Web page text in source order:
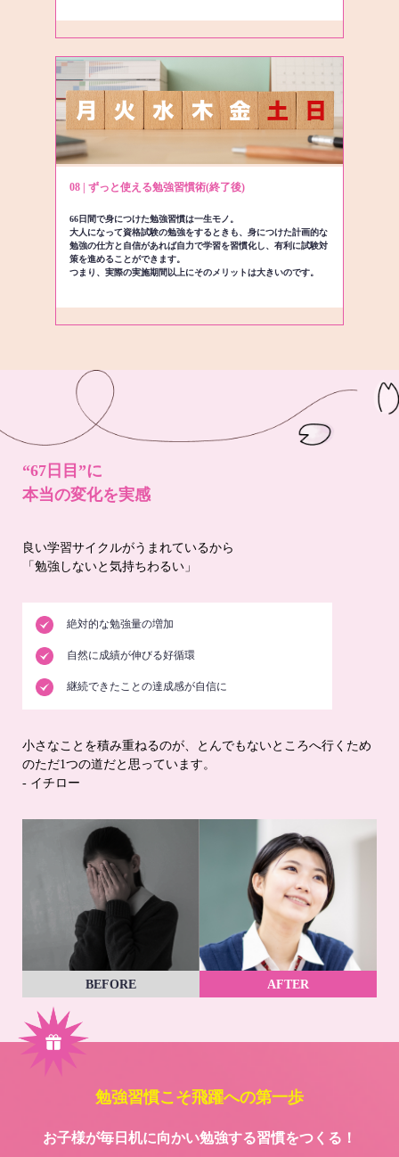
08 | ずっと使える勉強習慣術(終了後)
66日間で身につけた勉強習慣は一生モノ。
大人になって資格試験の勉強をするときも、身につけた計画的な
勉強の仕方と自信があれば自力で学習を習慣化し、有利に試験対
策を進めることができます。
つまり、実際の実施期間以上にそのメリットは大きいのです。
“67日目”に
本当の変化を実感
良い学習サイクルがうまれているから
「勉強しないと気持ちわるい」
絶対的な勉強量の増加
自然に成績が伸びる好循環
継続できたことの達成感が自信に
小さなことを積み重ねるのが、とんでもないところへ行くため
のただ1つの道だと思っています。
- イチロー
BEFORE AFTER
勉強習慣こそ飛躍への第一歩
お子様が毎日机に向かい勉強する習慣をつくる！